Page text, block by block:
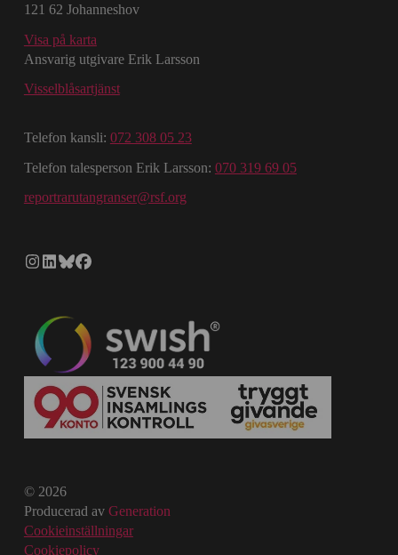
121 62 Johanneshov
Visa på karta
Ansvarig utgivare Erik Larsson
Visselblåsartjänst
Telefon kansli: 072 308 05 23
Telefon talesperson Erik Larsson: 070 319 69 05
reportrarutangranser@rsf.org
© 2026
Producerad av Generation
Cookieinställningar
Cookiepolicy